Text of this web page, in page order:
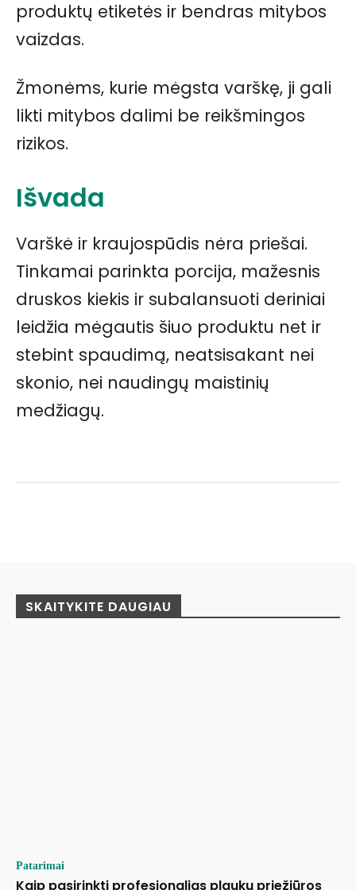
produktų etiketės ir bendras mitybos
vaizdas.
Žmonėms, kurie mėgsta varškę, ji gali
likti mitybos dalimi be reikšmingos
rizikos.
Išvada
Varškė ir kraujospūdis nėra priešai.
Tinkamai parinkta porcija, mažesnis
druskos kiekis ir subalansuoti deriniai
leidžia mėgautis šiuo produktu net ir
stebint spaudimą, neatsisakant nei
skonio, nei naudingų maistinių
medžiagų.
SKAITYKITE DAUGIAU
Patarimai
Kaip pasirinkti profesionalias plaukų priežiūros